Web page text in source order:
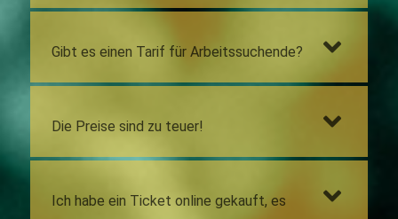
Gibt es einen Tarif für Arbeitssuchende?
Die Preise sind zu teuer!
Ich habe ein Ticket online gekauft, es